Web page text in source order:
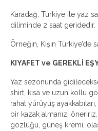
Karadağ, Türkiye ile yaz
diliminde 2 saat geridedir.
Örneğin, Kışın Türkiye’de
KIYAFET ve GEREKLİ
Yaz sezonunda
shirt, kısa ve uzun kollu
rahat yürüyüş
bir kazak almanızı
gözlüğü, güneş kremi,